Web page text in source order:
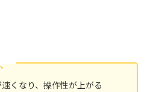
くなり、操作性が上がる